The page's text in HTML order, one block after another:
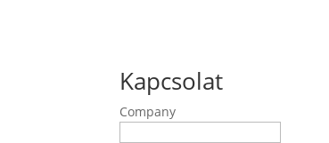
Kapcsolat
Company